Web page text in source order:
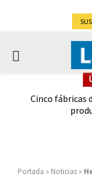
PRIMARY
Cinco fábricas
Portada » Noticias »